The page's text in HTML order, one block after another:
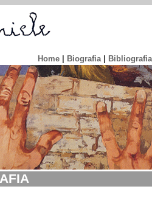
Home Biografia| Bibliografia